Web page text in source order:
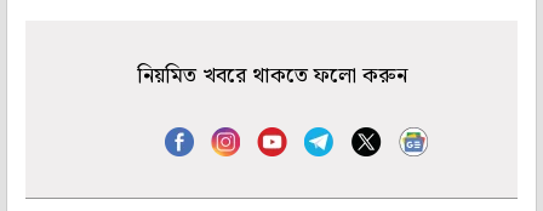
নিয়মিত খবরে থাকতে ফলো করুন